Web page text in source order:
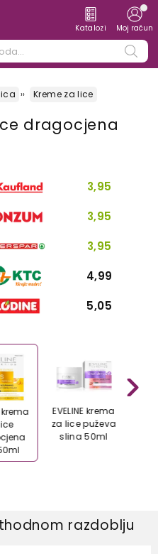
Katalozi Moj račun
Kreme za lice
dragocjena
3,95
3,95
3,95
4,99
5,05
krema
EVELINE krema
za lice puževa
slina 50ml
razdoblju